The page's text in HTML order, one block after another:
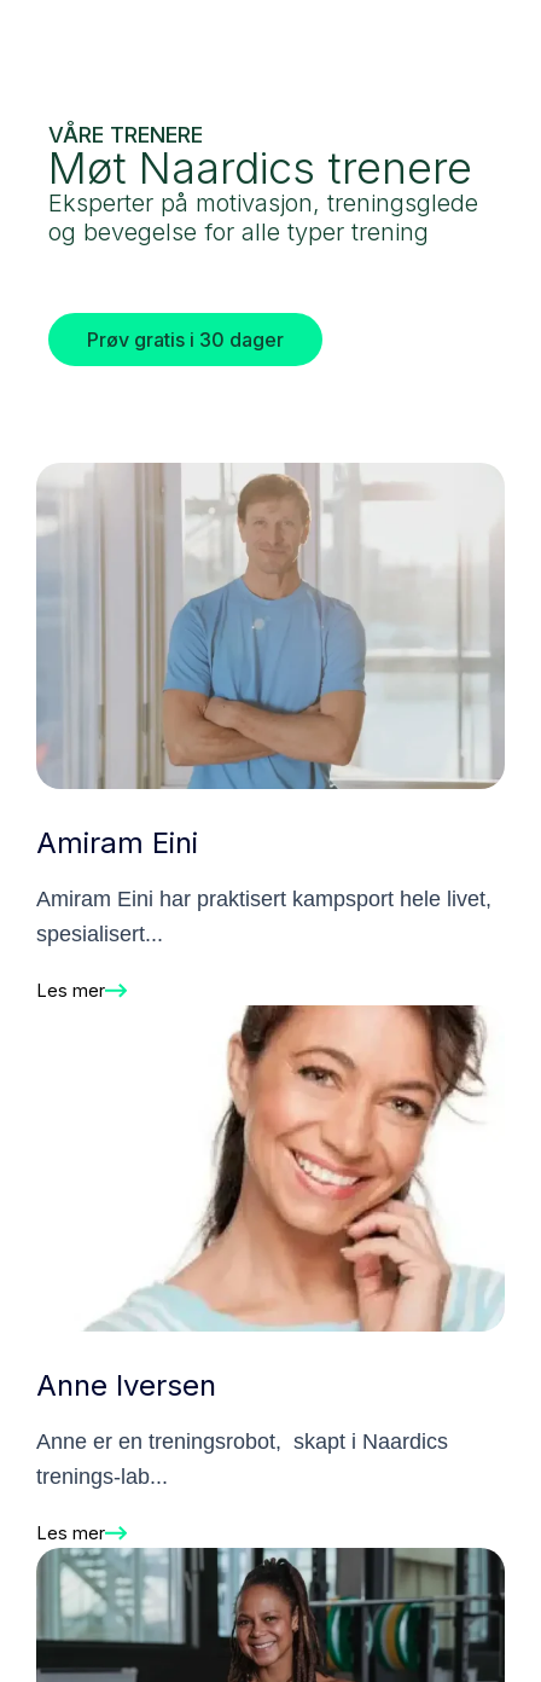
VÅRE TRENERE
Møt Naardics trenere
Eksperter på motivasjon, treningsglede
og bevegelse for alle typer trening
Prøv gratis i 30 dager
Amiram Eini
Amiram Eini har praktisert kampsport hele livet,
spesialisert...
Les mer
Anne Iversen
Anne er en treningsrobot, skapt i Naardics
trenings-lab...
Les mer